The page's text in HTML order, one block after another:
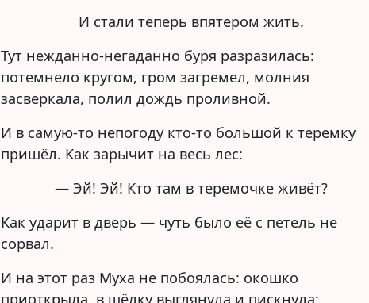
И стали теперь впятером жить.
Тут нежданно-негаданно буря разразилась:
потемнело кругом, гром загремел, молния
засверкала, полил дождь проливной.
И в самую-то непогоду кто-то большой к теремку
пришёл. Как зарычит на весь лес:
— Эй! Эй! Кто там в теремочке живёт?
Как ударит в дверь — чуть было её с петель не
сорвал.
И на этот раз Муха не побоялась: окошко